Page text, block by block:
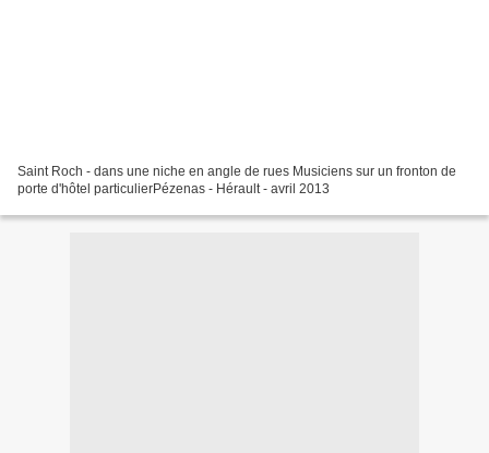
Saint Roch - dans une niche en angle de rues Musiciens sur un fronton de
porte d'hôtel particulierPézenas - Hérault - avril 2013